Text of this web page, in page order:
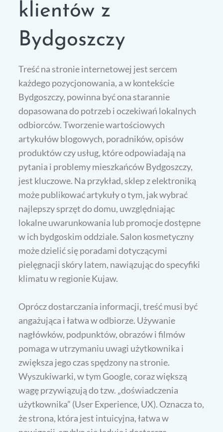
klientów z
Bydgoszczy
Treść na stronie internetowej jest sercem
każdego pozycjonowania, a w kontekście
Bydgoszczy, powinna być ona starannie
dopasowana do potrzeb i oczekiwań lokalnych
odbiorców. Tworzenie wartościowych
artykułów blogowych, poradników, opisów
produktów czy usług, które odpowiadają na
pytania i problemy mieszkańców Bydgoszczy,
jest kluczowe. Na przykład, sklep z elektroniką
może publikować artykuły o tym, jak wybrać
najlepszy sprzęt do domu, uwzględniając
lokalne uwarunkowania lub promocje dostępne
w ich bydgoskim oddziale. Salon kosmetyczny
może dzielić się poradami dotyczącymi
pielęgnacji skóry latem, nawiązując do specyfiki
klimatu w regionie Kujaw.
Oprócz dostarczania informacji, treść musi być
angażująca i łatwa w odbiorze. Używanie
nagłówków, podpunktów, obrazów i filmów
pomaga w utrzymaniu uwagi użytkownika i
zwiększa jego czas spędzony na stronie.
Wyszukiwarki, w tym Google, coraz większą
wagę przywiązują do tzw. „doświadczenia
użytkownika” (User Experience, UX). Oznacza to,
że strona, która jest intuicyjna, łatwa w